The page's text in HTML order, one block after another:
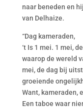
naar beneden en
van Delhaize.
“Dag kameraden,
‘t Is 1 mei. 1 mei,
waarop de wereld
mei, de dag bij
groeiende
Want, kameraden,
Een taboe waar